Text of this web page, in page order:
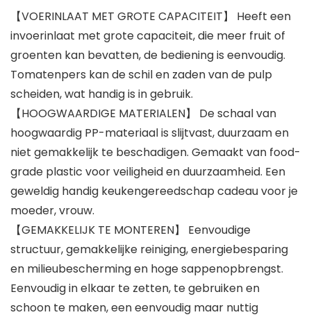
【VOERINLAAT MET GROTE CAPACITEIT】 Heeft een
invoerinlaat met grote capaciteit, die meer fruit of
groenten kan bevatten, de bediening is eenvoudig.
Tomatenpers kan de schil en zaden van de pulp
scheiden, wat handig is in gebruik.
【HOOGWAARDIGE MATERIALEN】 De schaal van
hoogwaardig PP-materiaal is slijtvast, duurzaam en
niet gemakkelijk te beschadigen. Gemaakt van food-
grade plastic voor veiligheid en duurzaamheid. Een
geweldig handig keukengereedschap cadeau voor je
moeder, vrouw.
【GEMAKKELIJK TE MONTEREN】 Eenvoudige
structuur, gemakkelijke reiniging, energiebesparing
en milieubescherming en hoge sappenopbrengst.
Eenvoudig in elkaar te zetten, te gebruiken en
schoon te maken, een eenvoudig maar nuttig